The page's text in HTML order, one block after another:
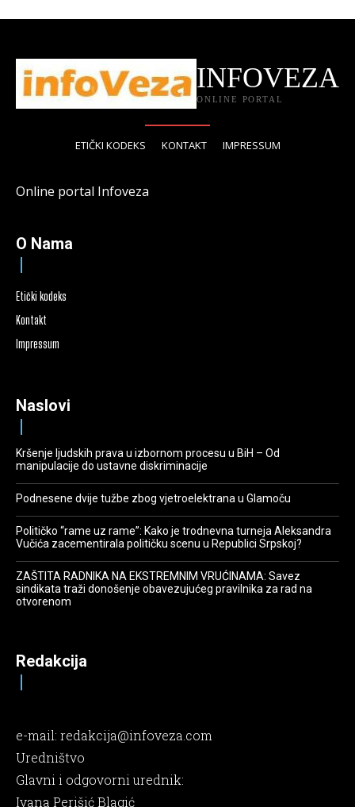
INFOVEZA
ONLINE PORTAL
ETIČKI KODEKS KONTAKT IMPRESSUM
Online portal Infoveza
O Nama
Etički kodeks
Kontakt
Impressum
Naslovi
Kršenje ljudskih prava u izbornom procesu u BiH – Od
manipulacije do ustavne diskriminacije
Podnesene dvije tužbe zbog vjetroelektrana u Glamoču
Političko “rame uz rame”: Kako je trodnevna turneja Aleksandra
Vučića zacementirala političku scenu u Republici Srpskoj?
ZAŠTITA RADNIKA NA EKSTREMNIM VRUĆINAMA: Savez
sindikata traži donošenje obavezujućeg pravilnika za rad na
otvorenom
Redakcija
e-mail: redakcija@infoveza.com
Uredništvo
Glavni i odgovorni urednik:
Ivana Perišić Blagić